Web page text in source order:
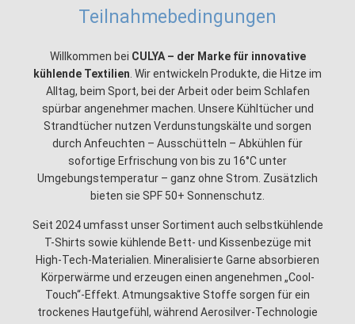
Teilnahmebedingungen
Willkommen bei CULYA – der Marke für innovative
kühlende Textilien . Wir entwickeln Produkte, die Hitze im
Alltag, beim Sport, bei der Arbeit oder beim Schlafen
spürbar angenehmer machen. Unsere Kühltücher und
Strandtücher nutzen Verdunstungskälte und sorgen
durch Anfeuchten – Ausschütteln – Abkühlen für
sofortige Erfrischung von bis zu 16°C unter
Umgebungstemperatur – ganz ohne Strom. Zusätzlich
bieten sie SPF 50+ Sonnenschutz.
Seit 2024 umfasst unser Sortiment auch selbstkühlende
T-Shirts sowie kühlende Bett- und Kissenbezüge mit
High-Tech-Materialien. Mineralisierte Garne absorbieren
Körperwärme und erzeugen einen angenehmen „Cool-
Touch“-Effekt. Atmungsaktive Stoffe sorgen für ein
trockenes Hautgefühl, während Aerosilver-Technologie